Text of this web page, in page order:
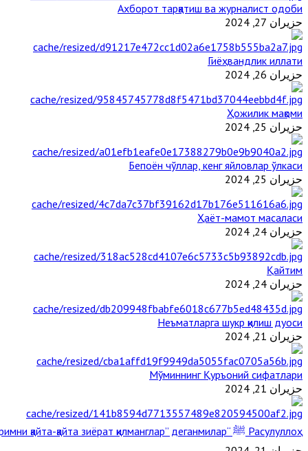
Ахборот тарқатиш ва журналист одоби
حزيران 27, 2024
Гиёҳвандлик иллати
حزيران 26, 2024
Ҳожилик мақоми
حزيران 25, 2024
Бепоён чўллар, кенг яйловлар ўлкаси
حزيران 25, 2024
Ҳаёт-мамот масаласи
حزيران 24, 2024
Қайтим
حزيران 24, 2024
Неъматларга шукр қилиш дуоси
حزيران 21, 2024
Мўминнинг Қуръоний сифатлари
حزيران 21, 2024
Расулуллоҳ ﷺ “Қабримни қайта-қайта зиёрат қилманглар” деганмилар?